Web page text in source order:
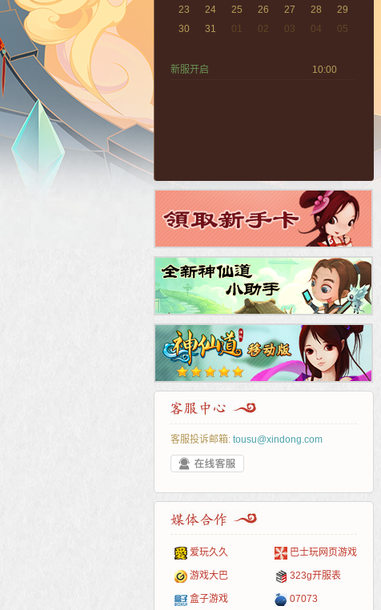
23
24 25 26 27 28
29
30
31 01 02 03 04 05
新服开启 10:00
客服投诉邮箱: tousu@xindong.com
爱玩久久 巴士玩网页游戏
游戏大巴 323g开服表
盒子游戏 07073